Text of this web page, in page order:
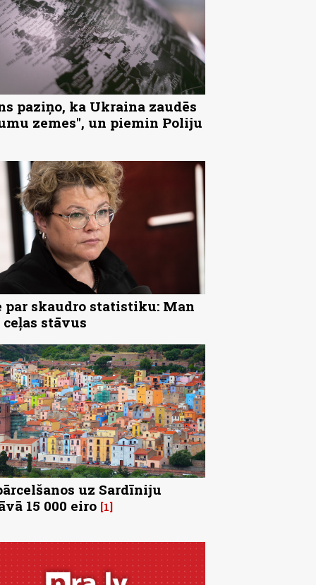
paziņo, ka Ukraina zaudēs
zemes", un piemin Poliju
par skaudro statistiku: Man
stāvus
uz Sardīniju
15 000 eiro 1